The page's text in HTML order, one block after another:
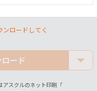
ロードしてく
ード
アスクルのネット印刷「